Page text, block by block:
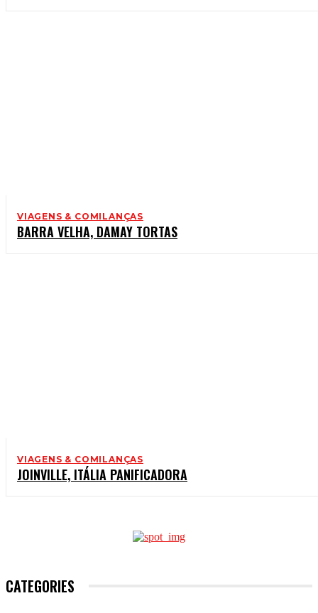
VIAGENS & COMILANÇAS
BARRA VELHA, DAMAY TORTAS
VIAGENS & COMILANÇAS
JOINVILLE, ITÁLIA PANIFICADORA
CATEGORIES